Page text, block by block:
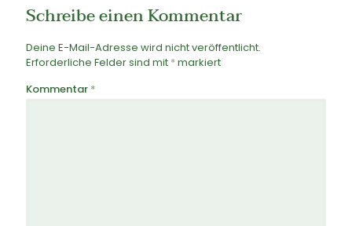
Schreibe einen Kommentar
Deine E-Mail-Adresse wird nicht veröffentlicht.
Erforderliche Felder sind mit *markiert
Kommentar *